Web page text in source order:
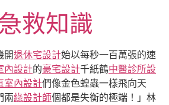
救知識
開退休宅設計始以每秒一百萬張的速
內設計的豪宅設計千紙鶴中醫診所設
室內設計們像金色蝗蟲一樣飛向天
兩綠設計師個都是失衡的極端！」林